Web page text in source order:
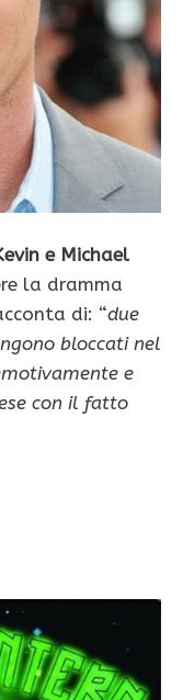
e Michael
la dramma
di: “due
bloccati nel
e
con il fatto